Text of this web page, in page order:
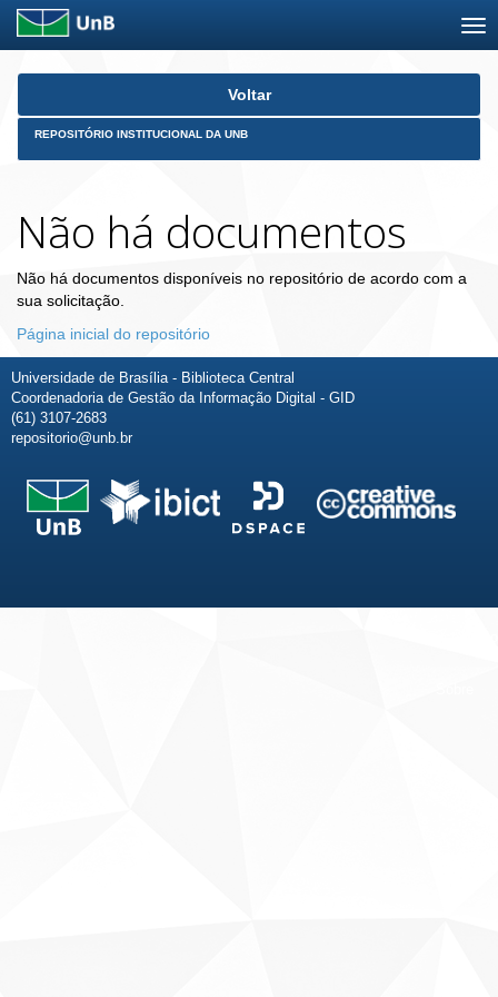
Skip
Voltar
REPOSITÓRIO INSTITUCIONAL DA UNB
Não há documentos
Não há documentos disponíveis no repositório de acordo com a
sua solicitação.
Página inicial do repositório
Universidade de Brasília - Biblioteca Central
Coordenadoria de Gestão da Informação Digital - GID
(61) 3107-2683
repositorio@unb.br